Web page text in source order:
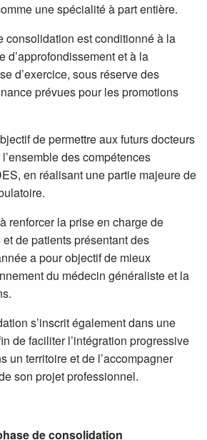
une spécialité à part entière.
consolidation est conditionné à la
d’approfondissement et à la
d’exercice, sous réserve des
prévues pour les promotions
de permettre aux futurs docteurs
des compétences
en réalisant une partie majeure de
renforcer la prise en charge de
de patients présentant des
a pour objectif de mieux
du médecin généraliste et la
s’inscrit également dans une
de faciliter l’intégration progressive
un territoire et de l’accompagner
son projet professionnel.
de consolidation